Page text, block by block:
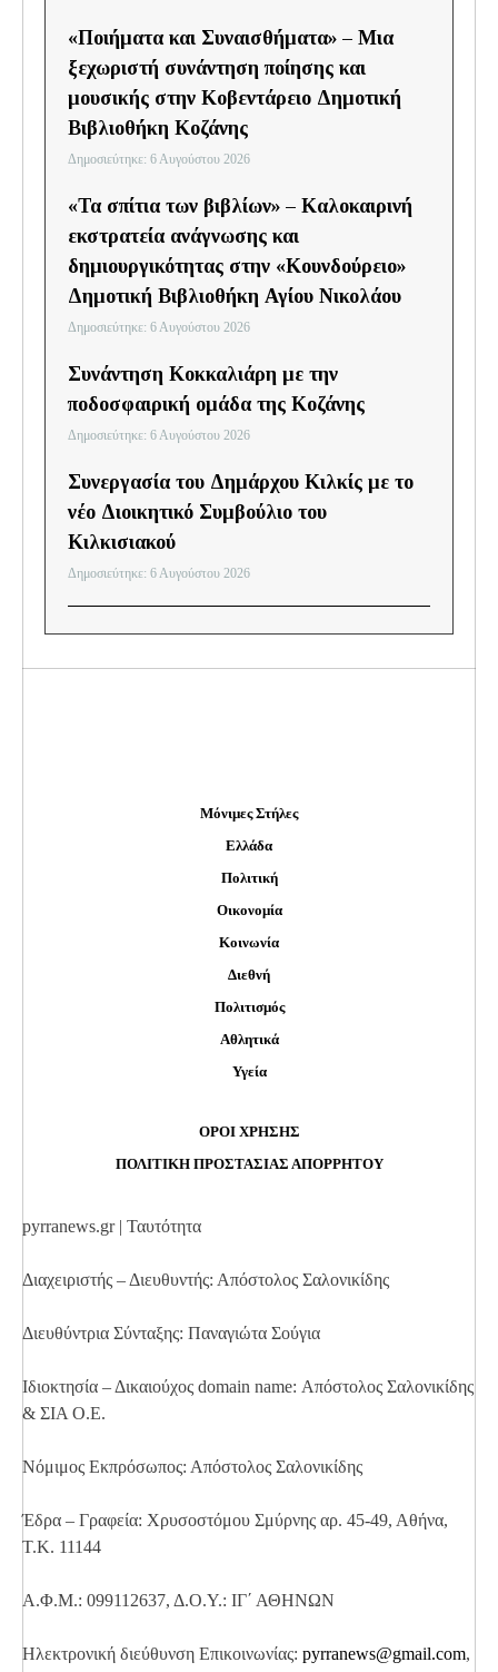
«Ποιήματα και Συναισθήματα» – Μια
ξεχωριστή συνάντηση ποίησης και
μουσικής στην Κοβεντάρειο Δημοτική
Βιβλιοθήκη Κοζάνης
Δημοσιεύτηκε: 6 Αυγούστου 2026
«Τα σπίτια των βιβλίων» – Καλοκαιρινή
εκστρατεία ανάγνωσης και
δημιουργικότητας στην «Κουνδούρειο»
Δημοτική Βιβλιοθήκη Αγίου Νικολάου
Δημοσιεύτηκε: 6 Αυγούστου 2026
Συνάντηση Κοκκαλιάρη με την
ποδοσφαιρική ομάδα της Κοζάνης
Δημοσιεύτηκε: 6 Αυγούστου 2026
Συνεργασία του Δημάρχου Κιλκίς με το
νέο Διοικητικό Συμβούλιο του
Κιλκισιακού
Δημοσιεύτηκε: 6 Αυγούστου 2026
Μόνιμες Στήλες
Ελλάδα
Πολιτική
Οικονομία
Κοινωνία
Διεθνή
Πολιτισμός
Αθλητικά
Υγεία
ΟΡΟΙ ΧΡΗΣΗΣ
ΠΟΛΙΤΙΚΗ ΠΡΟΣΤΑΣΙΑΣ ΑΠΟΡΡΗΤΟΥ
pyrranews.gr | Ταυτότητα
Διαχειριστής – Διευθυντής: Απόστολος Σαλονικίδης
Διευθύντρια Σύνταξης: Παναγιώτα Σούγια
Ιδιοκτησία – Δικαιούχος domain name: Απόστολος Σαλονικίδης
& ΣΙΑ Ο.Ε.
Νόμιμος Εκπρόσωπος: Απόστολος Σαλονικίδης
Έδρα – Γραφεία: Χρυσοστόμου Σμύρνης αρ. 45-49, Αθήνα,
Τ.Κ. 11144
Α.Φ.Μ.: 099112637, Δ.Ο.Υ.: ΙΓ΄ ΑΘΗΝΩΝ
Ηλεκτρονική διεύθυνση Επικοινωνίας: pyrranews@gmail.com,